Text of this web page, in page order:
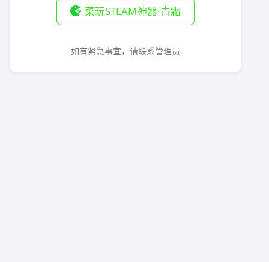
菜玩STEAM神器·青霜
如有紧急事宜，请联系管理员